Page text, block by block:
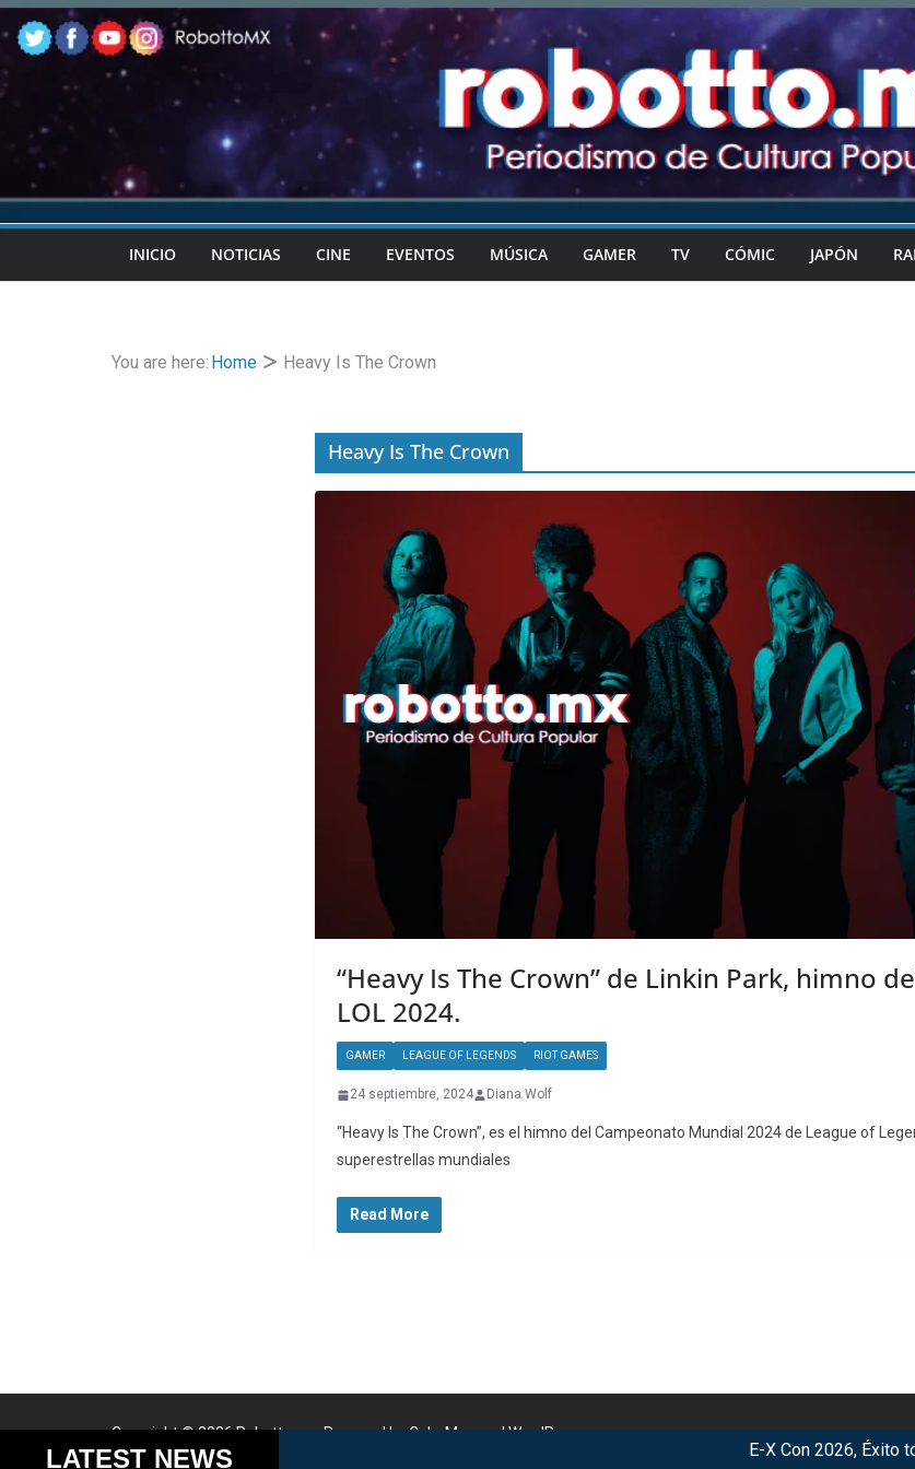
Skip
to
content
INICIO NOTICIAS CINE EVENTOS MÚSICA GAMER TV CÓMIC JAPÓN
You are here: Home Heavy Is The Crown
Heavy Is The Crown
“Heavy Is The Crown” de Linkin Park, himno
LOL 2024.
GAMER LEAGUE OF LEGENDS RIOT GAMES
24 septiembre, 2024 Diana Wolf
“Heavy Is The Crown”, es el himno del Campeonato Mundial 2024 de League of
superestrellas mundiales
Read More
Copyright © 2026Robotto.mx. Powered byColorMagandWordPress.
LATEST NEWS E-X Con 2026, Éxito total
Cookies help us deliver our services. By using our services, you agree to our